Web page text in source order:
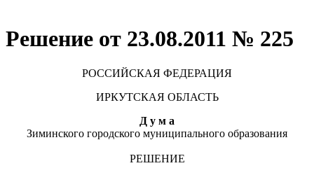
Решение от 23.08.2011 № 225
РОССИЙСКАЯ ФЕДЕРАЦИЯ
ИРКУТСКАЯ ОБЛАСТЬ
Д у м а
Зиминского городского муниципального образования
РЕШЕНИЕ